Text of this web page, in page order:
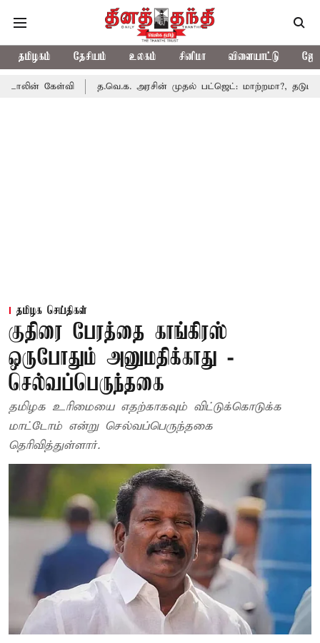
தமிழகம் தேசியம் உலகம் சினிமா விளையாட்டு
த.வெ.க. அரசின் முதல் பட்ஜெட்: மாற்றமா?, தடுமாற்றமா?
தமிழக செய்திகள்
குதிரை பேரத்தை காங்கிரஸ்
ஒருபோதும் அனுமதிக்காது -
செல்வப்பெருந்தகை
தமிழக உரிமையை எதற்காகவும் விட்டுக்கொடுக்க
மாட்டோம் என்று செல்வப்பெருந்தகை
தெரிவித்துள்ளார்.